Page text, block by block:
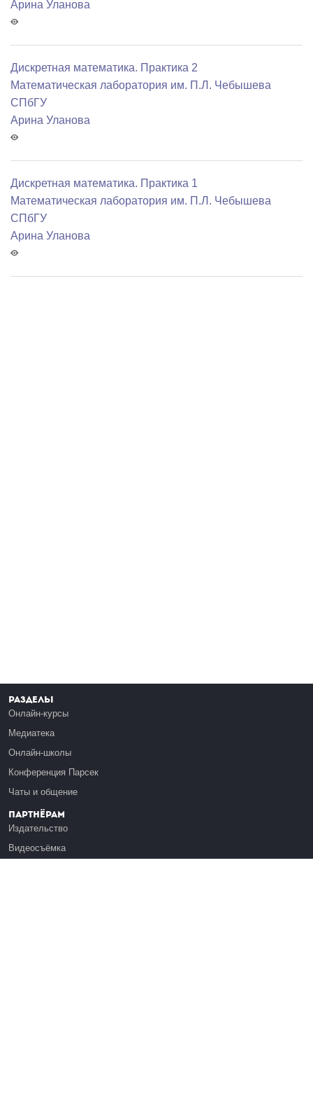
Арина Уланова
Дискретная математика. Практика 2
Математичеcкая лаборатория им. П.Л. Чебышева
СПбГУ
Арина Уланова
Дискретная математика. Практика 1
Математичеcкая лаборатория им. П.Л. Чебышева
СПбГУ
Арина Уланова
Разделы
Онлайн-курсы
Медиатека
Онлайн-школы
Конференция Парсек
Чаты и общение
Партнёрам
Издательство
Видеосъёмка